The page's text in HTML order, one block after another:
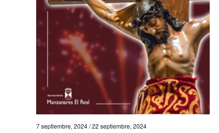
7 septiembre, 2024/22 septiembre, 2024